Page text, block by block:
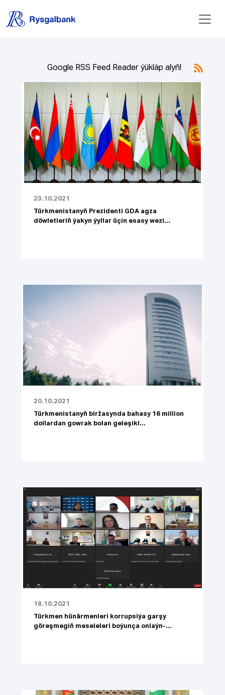
Google RSS Feed Reader ýükläp alyň!
23.10.2021
Türkmenistanyň Prezidenti GDA agza
döwletleriň ýakyn ýyllar üçin esasy wezi...
20.10.2021
Türkmenistanyň biržasynda bahasy 16 million
dollardan gowrak bolan geleşikl...
18.10.2021
Türkmen hünärmenleri korrupsiýa garşy
göreşmegiň meseleleri boýunça onlaýn-...